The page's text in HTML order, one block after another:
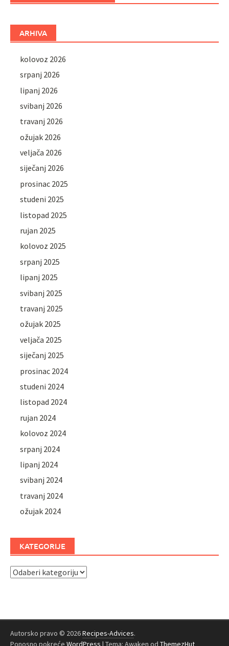
ARHIVA
kolovoz 2026
srpanj 2026
lipanj 2026
svibanj 2026
travanj 2026
ožujak 2026
veljača 2026
siječanj 2026
prosinac 2025
studeni 2025
listopad 2025
rujan 2025
kolovoz 2025
srpanj 2025
lipanj 2025
svibanj 2025
travanj 2025
ožujak 2025
veljača 2025
siječanj 2025
prosinac 2024
studeni 2024
listopad 2024
rujan 2024
kolovoz 2024
srpanj 2024
lipanj 2024
svibanj 2024
travanj 2024
ožujak 2024
KATEGORIJE
Kategorije
Autorsko pravo © 2026Recipes-Advices.
Ponosno pokreće WordPress | Tema: Awaken od ThemezHut